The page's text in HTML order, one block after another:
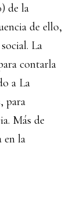
de la
de ello,
La
contarla
a La
para
Más de
en la